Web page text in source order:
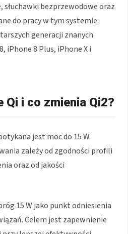
bezprzewodowe oraz
do pracy w tym systemie.
generacji znanych
iPhone 8 Plus, iPhone X i
Qi i co zmienia Qi2?
jest moc do 15 W.
zależy od zgodności profili
oraz od jakości
15 W jako punkt odniesienia
Celem jest zapewnienie